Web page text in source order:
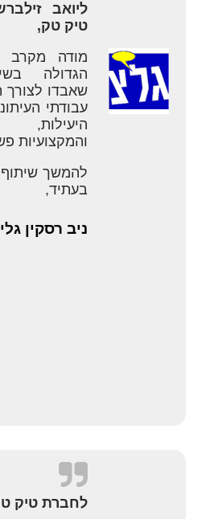
ליואב
טיק טק,
מודה מקרב
הגדולה
שאבדו
עבודתי
והמקצועיות
להמשך שיתוף
בעתיד,
ניב רסקין
לחברת טיק